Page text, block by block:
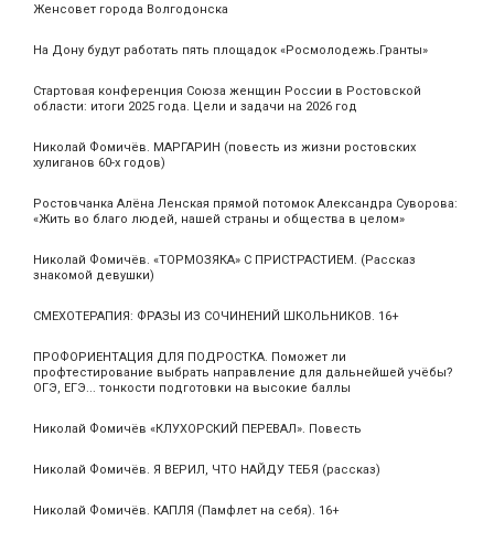
Женсовет города Волгодонска
На Дону будут работать пять площадок «Росмолодежь.Гранты»
Стартовая конференция Союза женщин России в Ростовской
области: итоги 2025 года. Цели и задачи на 2026 год
Николай Фомичёв. МАРГАРИН (повесть из жизни ростовских
хулиганов 60-х годов)
Ростовчанка Алёна Ленская прямой потомок Александра Суворова:
«Жить во благо людей, нашей страны и общества в целом»
Николай Фомичёв. «ТОРМОЗЯКА» С ПРИСТРАСТИЕМ. (Рассказ
знакомой девушки)
СМЕХОТЕРАПИЯ: ФРАЗЫ ИЗ СОЧИНЕНИЙ ШКОЛЬНИКОВ. 16+
ПРОФОРИЕНТАЦИЯ ДЛЯ ПОДРОСТКА. Поможет ли
профтестирование выбрать направление для дальнейшей учёбы?
ОГЭ, ЕГЭ... тонкости подготовки на высокие баллы
Николай Фомичёв «КЛУХОРСКИЙ ПЕРЕВАЛ». Повесть
Николай Фомичёв. Я ВЕРИЛ, ЧТО НАЙДУ ТЕБЯ (рассказ)
Николай Фомичёв. КАПЛЯ (Памфлет на себя). 16+